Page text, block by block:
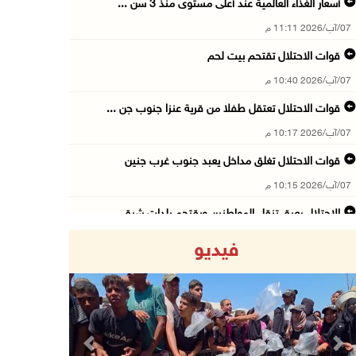
أسعار الغذاء العالمية عند أعلى مستوى منذ 3 سن ...
07/آب/2026 11:11 م
قوات الاحتلال تقتحم بيت لحم
07/آب/2026 10:40 م
قوات الاحتلال تعتقل طفلا من قرية عنزا جنوب جن ...
07/آب/2026 10:17 م
قوات الاحتلال تغلق مداخل يعبد جنوب غرب جنين
07/آب/2026 10:15 م
الاحتلال يعيق تنقل المواطنين ويقتحم بلدات شرق ...
07/آب/2026 08:48 م
نادي الأسير: تجديد أمرَ منع زيارات الأسرى إجر ...
07/آب/2026 08:24 م
فيديو
Previous Next